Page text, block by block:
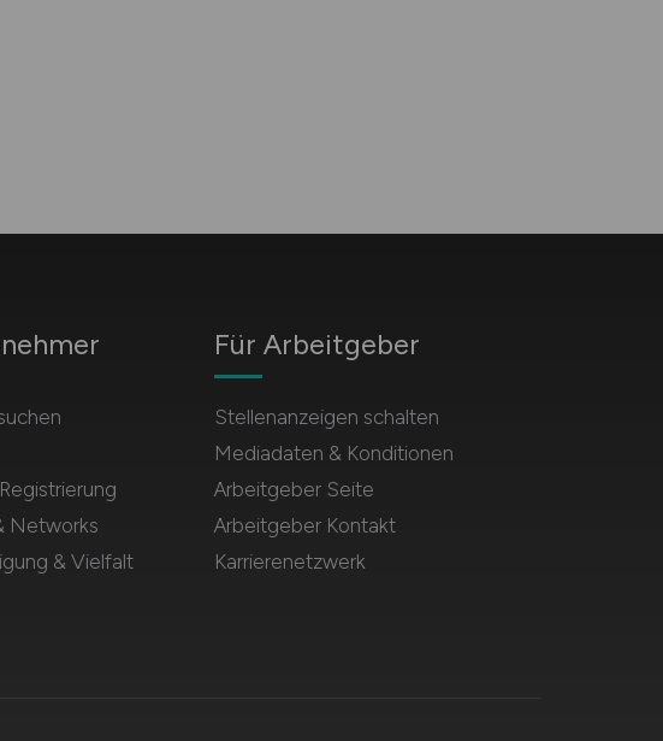
Networks
& Vielfalt
Für Arbeitgeber
Stellenanzeigen schalten
Mediadaten & Konditionen
Arbeitgeber Seite
Arbeitgeber Kontakt
Karrierenetzwerk